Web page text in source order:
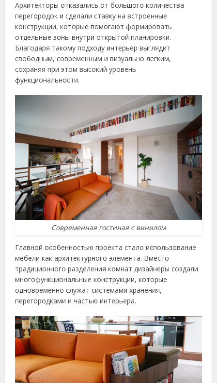
Архитекторы отказались от большого количества
перегородок и сделали ставку на встроенные
конструкции, которые помогают формировать
отдельные зоны внутри открытой планировки.
Благодаря такому подходу интерьер выглядит
свободным, современным и визуально легким,
сохраняя при этом высокий уровень
функциональности.
Современная гостиная с винилом
Главной особенностью проекта стало использование
мебели как архитектурного элемента. Вместо
традиционного разделения комнат дизайнеры создали
многофункциональные конструкции, которые
одновременно служат системами хранения,
перегородками и частью интерьера.